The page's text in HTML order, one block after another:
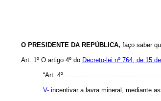
O PRESIDENTE DA REPÚBLICA, faço saber
Art. 1º O artigo 4º do Decreto-lei nº 764, de 15
“Art.
V- incentivar a lavra mineral, mediante